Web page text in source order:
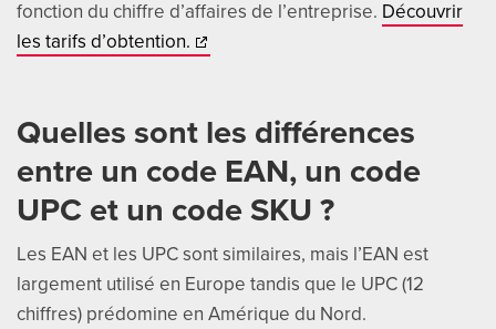
fonction du chiffre d’affaires de l’entreprise. Découvrir
les tarifs d’obtention.
Quelles sont les différences
entre un code EAN, un code
UPC et un code SKU ?
Les EAN et les UPC sont similaires, mais l’EAN est
largement utilisé en Europe tandis que le UPC (12
chiffres) prédomine en Amérique du Nord.